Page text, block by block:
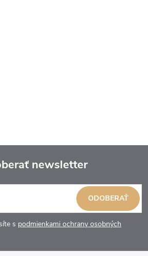
newsletter
s podmienkami ochrany osobných
ODOBERAŤ